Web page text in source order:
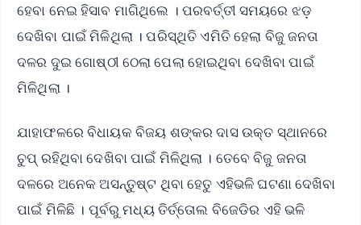
ହେବା ନେଇ ହିସାବ ମାଗିଥିଲେ । ପରବର୍ତ୍ତୀ ସମୟରେ ଝଡ଼
ଦେଖିବା ପାଇଁ ମିଳିଥିଲା । ପରିସ୍ଥିତି ଏମିତି ହେଲା ବିଜୁ ଜନତା
ଦଳର ଦୁଇ ଗୋଷ୍ଠୀ ଠେଲା ପେଲା ହୋଇଥିବା ଦେଖିବା ପାଇଁ
ମିଳିଥିଲା ।
ଯାହାଫଳରେ ବିଧାୟକ ବିଜୟ ଶଙ୍କର ଦାସ ଉକ୍ତ ସ୍ଥାନରେ
ଚୁପ୍ ରହିଥିବା ଦେଖିବା ପାଇଁ ମିଳିଥିଲା । ତେବେ ବିଜୁ ଜନତା
ଦଳରେ ଅନେକ ଅସନ୍ତୁଷ୍ଟ ଥିବା ହେତୁ ଏହିଭଳି ଘଟଣା ଦେଖିବା
ପାଇଁ ମିଳିଛି । ପୂର୍ବରୁ ମଧ୍ୟ ତିର୍ତ୍ତୋଲ ବିଜେଡିର ଏହି ଭଳି